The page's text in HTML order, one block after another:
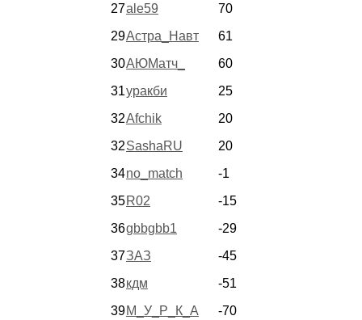
27ale59
70
29Астра_Навт
61
30АЮМатч_
60
31уракби
25
32Afchik
20
32SashaRU
20
34no_match
-1
35R02
-15
36gbbgbb1
-29
37ЗАЗ
-45
38кдм
-51
39М_У_Р_К_А
-70